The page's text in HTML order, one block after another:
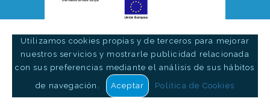
Utilizamos cookies propias y de terceros para mejorar
nuestros servicios y mostrarle publicidad relacionada
con sus preferencias mediante el análisis de sus hábitos
de navegación.
Aceptar Política de Cookies
© 2002 - 2026 Azuanet Soluciones Web S.L. -www.azuanet.com -
Política de privacidad